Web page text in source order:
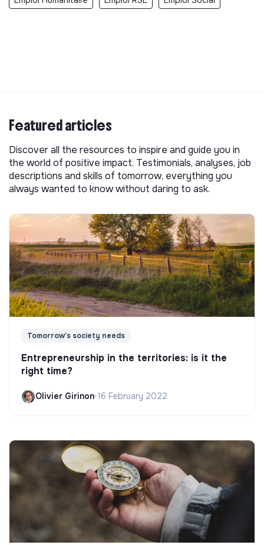
Featured articles
Discover all the resources to inspire and guide you in
the world of positive impact. Testimonials, analyses, job
descriptions and skills of tomorrow, everything you
always wanted to know without daring to ask.
Tomorrow's society needs
Entrepreneurship in the territories: is it the
right time?
Olivier Girinon•16 February 2022